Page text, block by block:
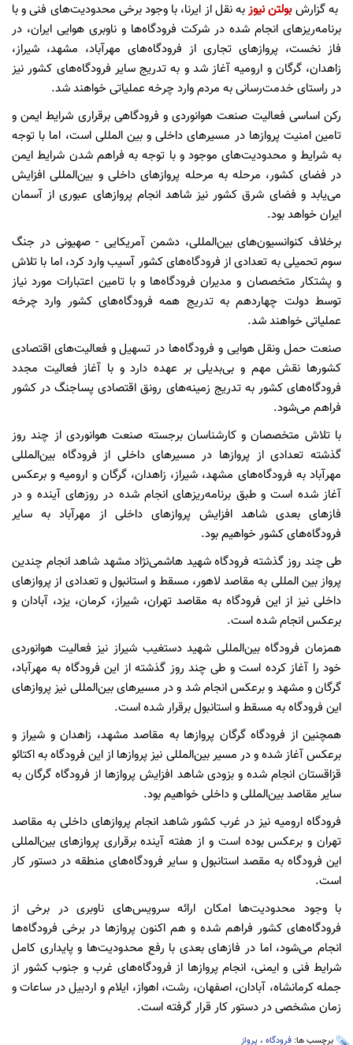
به گزارشبولتن نیوزبه نقل از ایرنا، با وجود برخی محدودیت‌های فنی و با
برنامه‌ریزهای انجام شده در شرکت فرودگاه‌ها و ناوبری هوایی ایران، در
فاز نخست، پروازهای تجاری از فرودگاه‌های مهرآباد، مشهد، شیراز،
زاهدان، گرگان و ارومیه آغاز شد و به تدریج سایر فرودگاه‌های کشور نیز
در راستای خدمت‌رسانی به مردم وارد چرخه عملیاتی خواهند شد.
رکن اساسی فعالیت صنعت هوانوردی و فرودگاهی برقراری شرایط ایمن و
تامین امنیت پروازها در مسیرهای داخلی و بین المللی است، اما با توجه
به شرایط و محدودیت‌های موجود و با توجه به فراهم شدن شرایط ایمن
در فضای کشور، مرحله به مرحله پروازهای داخلی و بین‌المللی افزایش
می‌یابد و فضای شرق کشور نیز شاهد انجام پروازهای عبوری از آسمان
ایران خواهد بود.
برخلاف کنوانسیون‌های بین‌المللی، دشمن آمریکایی - صهیونی در جنگ
سوم تحمیلی به تعدادی از فرودگاه‌های کشور آسیب وارد کرد، اما با تلاش
و پشتکار متخصصان و مدیران فرودگاه‌ها و با تامین اعتبارات مورد نیاز
توسط دولت چهاردهم به تدریج همه فرودگاه‌های کشور وارد چرخه
عملیاتی خواهند شد.
صنعت حمل ونقل هوایی و فرودگاه‌ها در تسهیل و فعالیت‌های اقتصادی
کشورها نقش مهم و بی‌بدیلی بر عهده دارد و با آغاز فعالیت مجدد
فرودگاه‌های کشور به تدریج زمینه‌های رونق اقتصادی پساجنگ در کشور
فراهم می‌شود.
با تلاش متخصصان و کارشناسان برجسته صنعت هوانوردی از چند روز
گذشته تعدادی از پروازها در مسیرهای داخلی از فرودگاه بین‌المللی
مهرآباد به فرودگاه‌های مشهد، شیراز، زاهدان، گرگان و ارومیه و برعکس
آغاز شده است و طبق برنامه‌ریزهای انجام شده در روزهای آینده و در
فازهای بعدی شاهد افزایش پروازهای داخلی از مهرآباد به سایر
فرودگاه‌های کشور خواهیم بود.
طی چند روز گذشته فرودگاه شهید هاشمی‌نژاد مشهد شاهد انجام چندین
پرواز بین المللی به مقاصد لاهور، مسقط و استانبول و تعدادی از پروازهای
داخلی نیز از این فرودگاه به مقاصد تهران، شیراز، کرمان، یزد، آبادان و
برعکس انجام شده است.
همزمان فرودگاه بین‌المللی شهید دستغیب شیراز نیز فعالیت هوانوردی
خود را آغاز کرده است و طی چند روز گذشته از این فرودگاه به مهرآباد،
گرگان و مشهد و برعکس انجام شد و در مسیرهای بین‌المللی نیز پروازهای
این فرودگاه به مسقط و استانبول برقرار شده است.
همچنین از فرودگاه گرگان پروازها به مقاصد مشهد، زاهدان و شیراز و
برعکس آغاز شده و در مسیر بین‌المللی نیز پروازها از این فرودگاه به اکتائو
قزاقستان انجام شده و بزودی شاهد افزایش پروازها از فرودگاه گرگان به
سایر مقاصد بین‌المللی و داخلی خواهیم بود.
فرودگاه ارومیه نیز در غرب کشور شاهد انجام پروازهای داخلی به مقاصد
تهران و برعکس بوده است و از هفته آینده برقراری پروازهای بین‌المللی
این فرودگاه به مقصد استانبول و سایر فرودگاه‌های منطقه در دستور کار
است.
با وجود محدودیت‌ها امکان ارائه سرویس‌های ناوبری در برخی از
فرودگاه‌های کشور فراهم شده و هم اکنون پروازها در برخی فرودگاه‌ها
انجام می‌شود، اما در فازهای بعدی با رفع محدودیت‌ها و پایداری کامل
شرایط فنی و ایمنی، انجام پروازها از فرودگاه‌های غرب و جنوب کشور از
جمله کرمانشاه، آبادان، اصفهان، رشت، اهواز، ایلام و اردبیل در ساعات و
زمان مشخصی در دستور کار قرار گرفته است.
برچسب ها: فرودگاه ، پرواز